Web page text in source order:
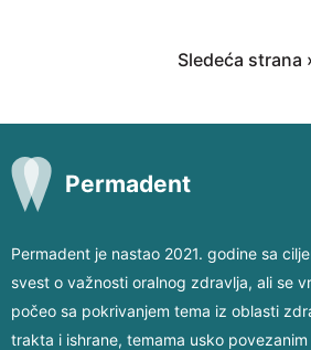
Sledeća strana
Permadent
Permadent je nastao 2021. godine sa
svest o važnosti oralnog zdravlja, ali se
počeo sa pokrivanjem tema iz oblasti
trakta i ishrane, temama usko povezanim